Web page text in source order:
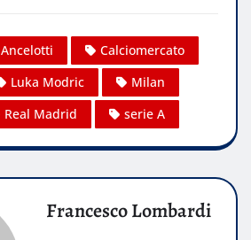
Ancelotti
Calciomercato
Luka Modric
Milan
Real Madrid serie A
Francesco Lombardi